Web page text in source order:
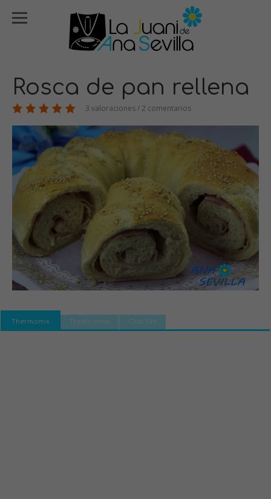
Rosca de pan rellena
3 valoraciones / 2 comentarios
Thermomix Tradicional Olla GM